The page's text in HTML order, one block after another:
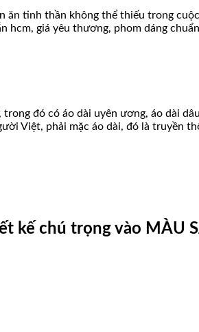
tinh thần không thể thiếu trong
hcm, giá yêu thương, phom dáng
đó có áo dài uyên ương, áo dài
Việt, phải mặc áo dài, đó là truyền
kế chú trọng vào MÀU